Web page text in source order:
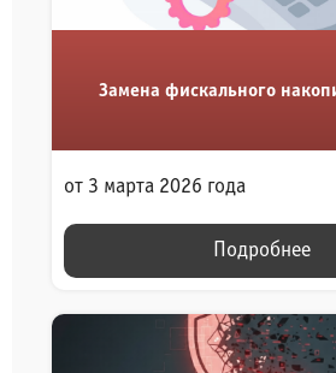
Замена фискального
от 3 марта 2026 года
Подробнее